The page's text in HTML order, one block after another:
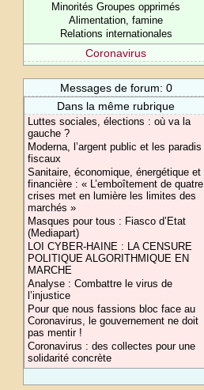
Minorités Groupes opprimés
Alimentation, famine
Relations internationales
Coronavirus
Messages de forum: 0
Dans la même rubrique
Luttes sociales, élections : où va la
gauche ?
Moderna, l’argent public et les paradis
fiscaux
Sanitaire, économique, énergétique et
financière : « L’emboîtement de quatre
crises met en lumière les limites des
marchés »
Masques pour tous : Fiasco d’Etat
(Mediapart)
LOI CYBER-HAINE : LA CENSURE
POLITIQUE ALGORITHMIQUE EN
MARCHE
Analyse : Combattre le virus de
l’injustice
Pour que nous fassions bloc face au
Coronavirus, le gouvernement ne doit
pas mentir !
Coronavirus : des collectes pour une
solidarité concrète